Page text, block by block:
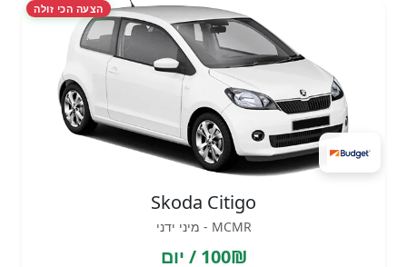
הצעה הכי זולה
Skoda Citigo
MCMR - מיני ידני
100₪ / יום